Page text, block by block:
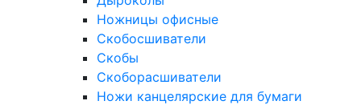
Ножницы офисные
Скобосшиватели
Скобы
Скоборасшиватели
Ножи канцелярские для бумаги